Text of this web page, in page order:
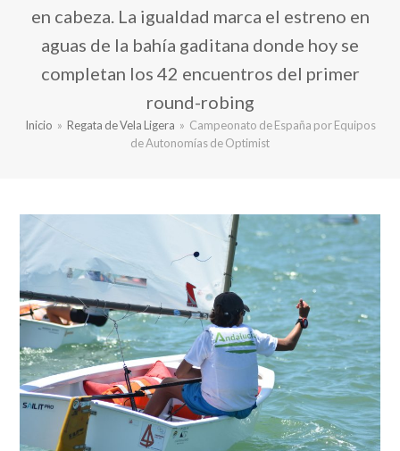
en cabeza. La igualdad marca el estreno en
aguas de la bahía gaditana donde hoy se
completan los 42 encuentros del primer
round-robing
Inicio » Regata de Vela Ligera » Campeonato de España por Equipos
de Autonomías de Optimist